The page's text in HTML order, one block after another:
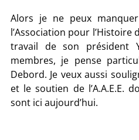
Alors je ne peux
l’Association pour l’Histoire
travail de son président
membres, je pense
Debord. Je veux aussi
et le soutien de l’A.A.E.E.
sont ici aujourd’hui.